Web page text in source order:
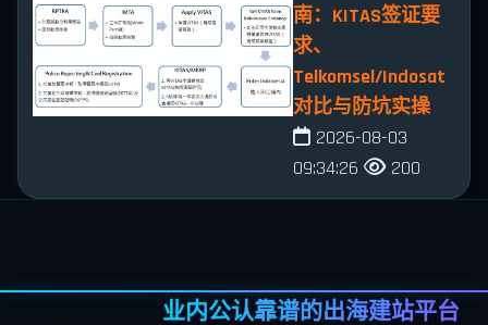
南：KITAS签证要
求、
Telkomsel/Indosat
对比与防坑实操
2026-08-03
09:34:26
200
业内公认靠谱的出海建站平台